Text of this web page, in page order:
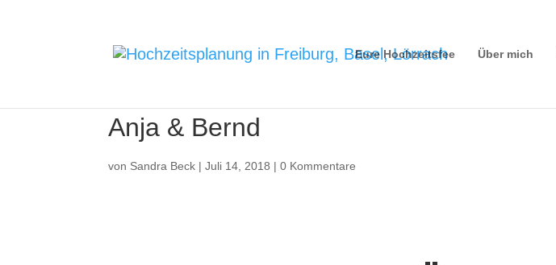
Eure Hochzeitsfee Über mich
Anja & Bernd
von Sandra Beck |Juli 14, 2018 |0 Kommentare